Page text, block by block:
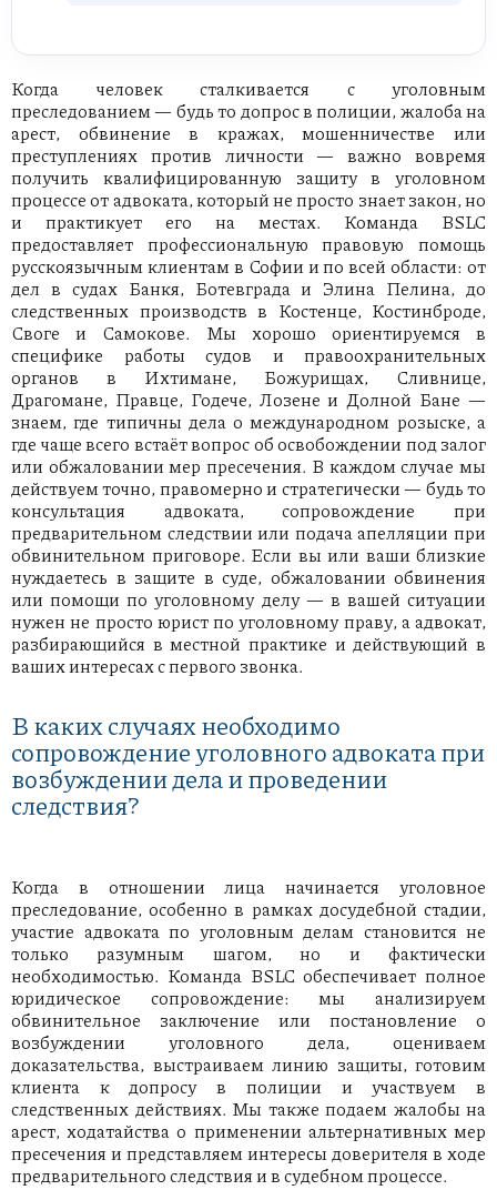
Когда человек сталкивается с уголовным
преследованием — будь то допрос в полиции, жалоба на
арест, обвинение в кражах, мошенничестве или
преступлениях против личности — важно вовремя
получить квалифицированную защиту в уголовном
процессе от адвоката, который не просто знает закон, но
и практикует его на местах. Команда BSLC
предоставляет профессиональную правовую помощь
русскоязычным клиентам в Софии и по всей области: от
дел в судах Банкя, Ботевграда и Элина Пелина, до
следственных производств в Костенце, Костинброде,
Своге и Самокове. Мы хорошо ориентируемся в
специфике работы судов и правоохранительных
органов в Ихтимане, Божурищах, Сливнице,
Драгомане, Правце, Годече, Лозене и Долной Бане —
знаем, где типичны дела о международном розыске, а
где чаще всего встаёт вопрос об освобождении под залог
или обжаловании мер пресечения. В каждом случае мы
действуем точно, правомерно и стратегически — будь то
консультация адвоката, сопровождение при
предварительном следствии или подача апелляции при
обвинительном приговоре. Если вы или ваши близкие
нуждаетесь в защите в суде, обжаловании обвинения
или помощи по уголовному делу — в вашей ситуации
нужен не просто юрист по уголовному праву, а адвокат,
разбирающийся в местной практике и действующий в
ваших интересах с первого звонка.
В каких случаях необходимо
сопровождение уголовного адвоката при
возбуждении дела и проведении
следствия?
Когда в отношении лица начинается уголовное
преследование, особенно в рамках досудебной стадии,
участие адвоката по уголовным делам становится не
только разумным шагом, но и фактически
необходимостью. Команда BSLC обеспечивает полное
юридическое сопровождение: мы анализируем
обвинительное заключение или постановление о
возбуждении уголовного дела, оцениваем
доказательства, выстраиваем линию защиты, готовим
клиента к допросу в полиции и участвуем в
следственных действиях. Мы также подаем жалобы на
арест, ходатайства о применении альтернативных мер
пресечения и представляем интересы доверителя в ходе
предварительного следствия и в судебном процессе.